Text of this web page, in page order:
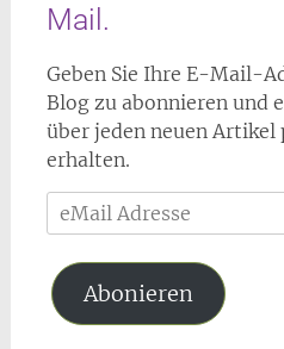
Mail.
Geben Sie Ihre E-Mail-
Blog zu abonnieren und
über jeden neuen Artikel
erhalten.
eMail
Adresse
Abonieren